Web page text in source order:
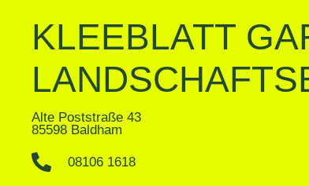
KLEEBLATT
Alte Poststraße 43
85598 Baldham
08106 1618